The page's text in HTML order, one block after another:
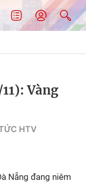
Vàng
HTV
Nẵng đang niêm